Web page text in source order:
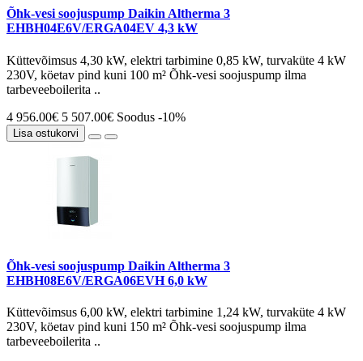
Õhk-vesi soojuspump Daikin Altherma 3
EHBH04E6V/ERGA04EV 4,3 kW
Küttevõimsus 4,30 kW, elektri tarbimine 0,85 kW, turvaküte 4 kW
230V, köetav pind kuni 100 m² Õhk-vesi soojuspump ilma
tarbeveeboilerita ..
4 956.00€ 5 507.00€ Soodus -10%
Lisa ostukorvi
Õhk-vesi soojuspump Daikin Altherma 3
EHBH08E6V/ERGA06EVH 6,0 kW
Küttevõimsus 6,00 kW, elektri tarbimine 1,24 kW, turvaküte 4 kW
230V, köetav pind kuni 150 m² Õhk-vesi soojuspump ilma
tarbeveeboilerita ..